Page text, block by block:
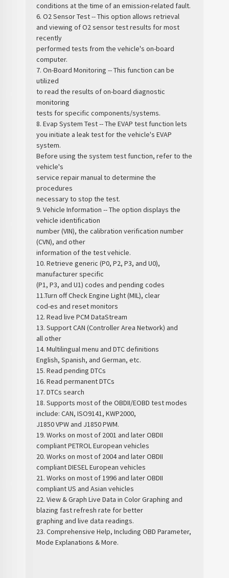
conditions at the time of an emission-related fault.
6. O2 Sensor Test -- This option allows retrieval
and viewing of O2 sensor test results for most
recently
performed tests from the vehicle's on-board
computer.
7. On-Board Monitoring -- This function can be
utilized
to read the results of on-board diagnostic
monitoring
tests for specific components/systems.
8. Evap System Test -- The EVAP test function lets
you initiate a leak test for the vehicle's EVAP
system.
Before using the system test function, refer to the
vehicle's
service repair manual to determine the
procedures
necessary to stop the test.
9. Vehicle Information -- The option displays the
vehicle identification
number (VIN), the calibration verification number
(CVN), and other
information of the test vehicle.
10. Retrieve generic (P0, P2, P3, and U0),
manufacturer specific
(P1, P3, and U1) codes and pending codes
11.Turn off Check Engine Light (MIL), clear
cod-es and reset monitors
12. Read live PCM DataStream
13. Support CAN (Controller Area Network) and
all other
14. Multilingual menu and DTC definitions
English, Spanish, and German, etc.
15. Read pending DTCs
16. Read permanent DTCs
17. DTCs search
18. Supports most of the OBDII/EOBD test modes
include: CAN, ISO9141, KWP2000,
J1850 VPW and J1850 PWM.
19. Works on most of 2001 and later OBDII
compliant PETROL European vehicles
20. Works on most of 2004 and later OBDII
compliant DIESEL European vehicles
21. Works on most of 1996 and later OBDII
compliant US and Asian vehicles
22. View & Graph Live Data in Color Graphing and
blazing fast refresh rate for better
graphing and live data readings.
23. Comprehensive Help, Including OBD Parameter,
Mode Explanations & More.